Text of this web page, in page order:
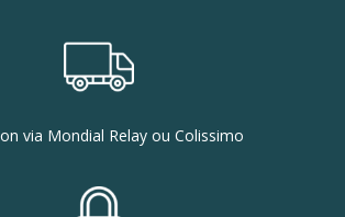
via Mondial Relay ou Colissimo